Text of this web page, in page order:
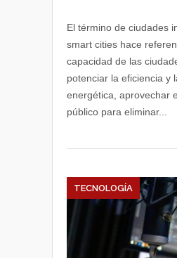
El término de ciudades
smart cities hace
capacidad de las
potenciar la eficiencia y
energética, aprovechar
público para eliminar...
TECNOLOGÍA